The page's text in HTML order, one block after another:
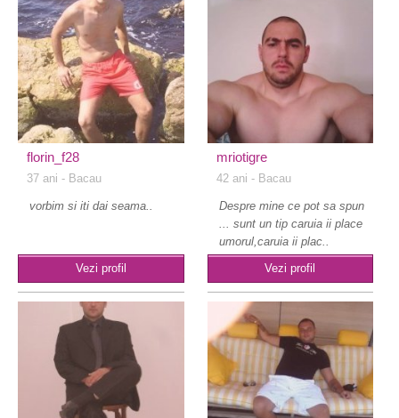
florin_f28
37 ani - Bacau
vorbim si iti dai seama..
Vezi profil
mriotigre
42 ani - Bacau
Despre mine ce pot sa spun
... sunt un tip caruia ii place
umorul,caruia ii plac..
Vezi profil